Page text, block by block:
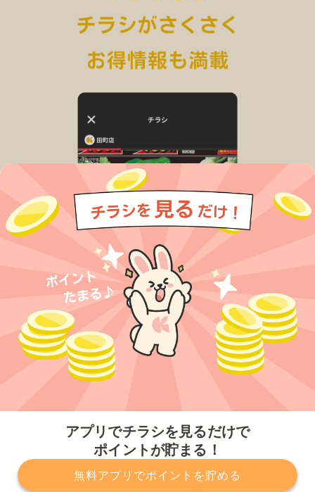
アプリでチラシを見るだけで
ポイントが貯まる！
無料アプリでポイントを貯める